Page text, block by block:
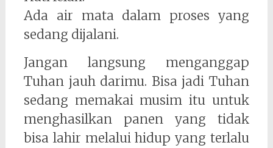
Ada air mata dalam proses yang
sedang dijalani.
Jangan langsung menganggap
Tuhan jauh darimu. Bisa jadi Tuhan
sedang memakai musim itu untuk
menghasilkan panen yang tidak
bisa lahir melalui hidup yang terlalu